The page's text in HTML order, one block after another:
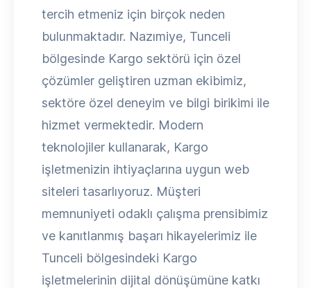
tercih etmeniz için birçok neden
bulunmaktadır. Nazımiye, Tunceli
bölgesinde Kargo sektörü için özel
çözümler geliştiren uzman ekibimiz,
sektöre özel deneyim ve bilgi birikimi ile
hizmet vermektedir. Modern
teknolojiler kullanarak, Kargo
işletmenizin ihtiyaçlarına uygun web
siteleri tasarlıyoruz. Müşteri
memnuniyeti odaklı çalışma prensibimiz
ve kanıtlanmış başarı hikayelerimiz ile
Tunceli bölgesindeki Kargo
işletmelerinin dijital dönüşümüne katkı